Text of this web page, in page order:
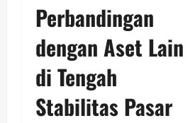
Perbandingan
dengan Aset Lain
di Tengah
Stabilitas Pasar